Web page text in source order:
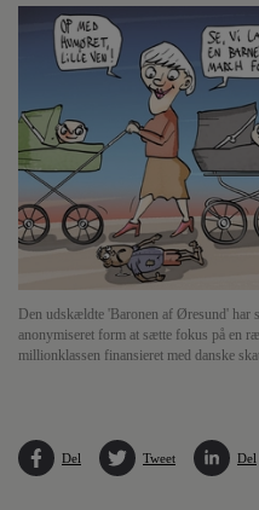
Den udskældte 'Baronen af Øresund' har
anonymiseret form at sætte fokus på en
millionklassen finansieret med danske
Del Tweet Del